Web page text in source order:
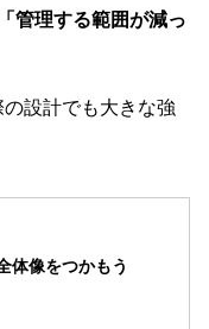
管理する範囲が減っ
設計でも大きな強
体像をつかもう